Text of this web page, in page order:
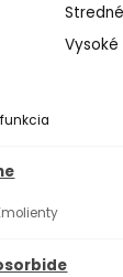
Vysoké
funkcia